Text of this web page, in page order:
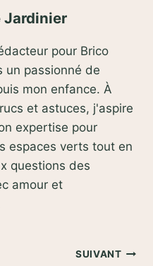
Jardinier
pour Brico
un passionné de
mon enfance. À
et astuces, j'aspire
expertise pour
espaces verts tout en
questions des
amour et
SUIVANT